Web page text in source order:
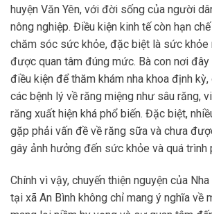
huyện Văn Yên, với đời sống của người
nông nghiệp. Điều kiện kinh tế còn hạn
chăm sóc sức khỏe, đặc biệt là sức khỏe
được quan tâm đúng mức. Bà con nơi
điều kiện để thăm khám nha khoa định
các bệnh lý về răng miệng như sâu răng,
răng xuất hiện khá phổ biến. Đặc biệt,
gặp phải vấn đề về răng sữa và chưa
gây ảnh hưởng đến sức khỏe và quá trình
Chính vì vậy, chuyến thiện nguyện của
tại xã An Bình không chỉ mang ý nghĩa về